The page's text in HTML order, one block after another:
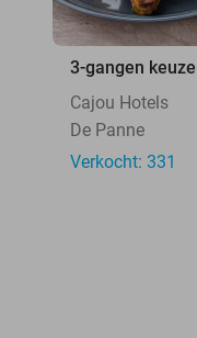
3-gangen
Cajou Hotels
De Panne
Verkocht: 331